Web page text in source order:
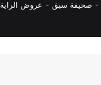
- صحيفة سبق - عروض الراية